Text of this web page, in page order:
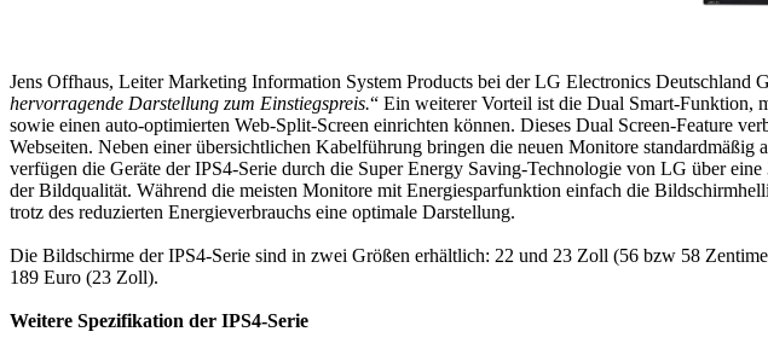
Jens Offhaus, Leiter Marketing Information System Products bei der LG Electronics Deutschland
hervorragende Darstellung zum Einstiegspreis.“ Ein weiterer Vorteil ist die Dual Smart-Funktion,
sowie einen auto-optimierten Web-Split-Screen einrichten können. Dieses Dual Screen-Feature
Webseiten. Neben einer übersichtlichen Kabelführung bringen die neuen Monitore
verfügen die Geräte der IPS4-Serie durch die Super Energy Saving-Technologie von LG über
der Bildqualität. Während die meisten Monitore mit Energiesparfunktion einfach die
trotz des reduzierten Energieverbrauchs eine optimale Darstellung.
Die Bildschirme der IPS4-Serie sind in zwei Größen erhältlich: 22 und 23 Zoll (56 bzw 58
189 Euro (23 Zoll).
Weitere Spezifikation der IPS4-Serie